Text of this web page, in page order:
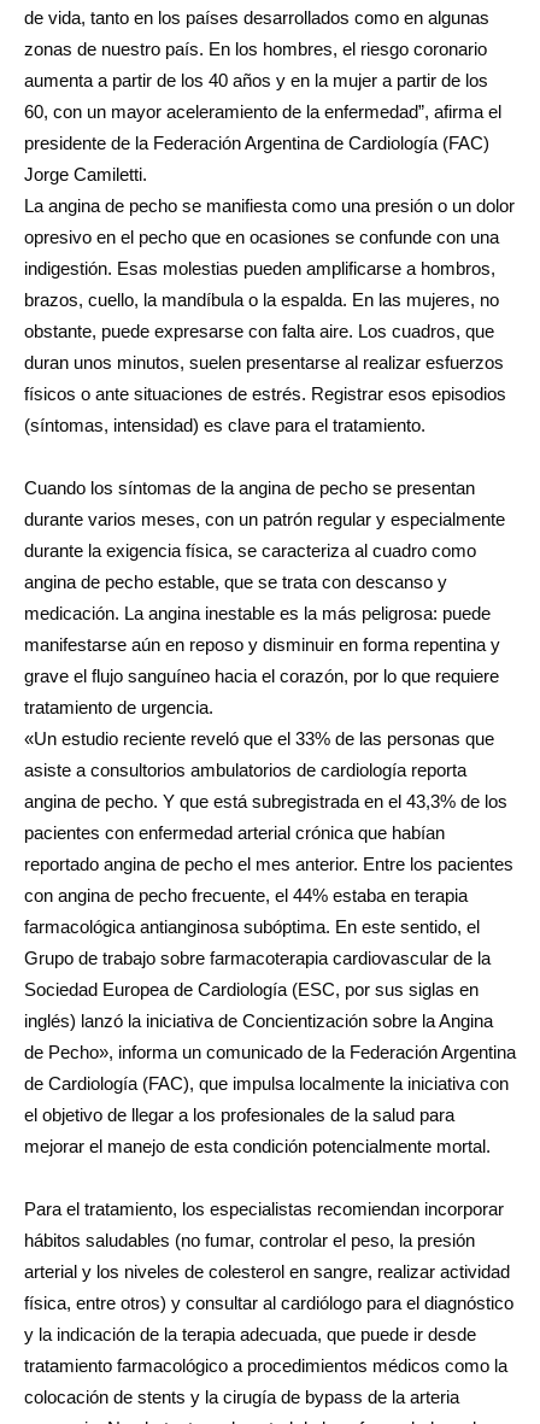
de vida, tanto en los países desarrollados como en algunas
zonas de nuestro país. En los hombres, el riesgo coronario
aumenta a partir de los 40 años y en la mujer a partir de los
60, con un mayor aceleramiento de la enfermedad”, afirma el
presidente de la Federación Argentina de Cardiología (FAC)
Jorge Camiletti.
La angina de pecho se manifiesta como una presión o un dolor
opresivo en el pecho que en ocasiones se confunde con una
indigestión. Esas molestias pueden amplificarse a hombros,
brazos, cuello, la mandíbula o la espalda. En las mujeres, no
obstante, puede expresarse con falta aire. Los cuadros, que
duran unos minutos, suelen presentarse al realizar esfuerzos
físicos o ante situaciones de estrés. Registrar esos episodios
(síntomas, intensidad) es clave para el tratamiento.
Cuando los síntomas de la angina de pecho se presentan
durante varios meses, con un patrón regular y especialmente
durante la exigencia física, se caracteriza al cuadro como
angina de pecho estable, que se trata con descanso y
medicación. La angina inestable es la más peligrosa: puede
manifestarse aún en reposo y disminuir en forma repentina y
grave el flujo sanguíneo hacia el corazón, por lo que requiere
tratamiento de urgencia.
«Un estudio reciente reveló que el 33% de las personas que
asiste a consultorios ambulatorios de cardiología reporta
angina de pecho. Y que está subregistrada en el 43,3% de los
pacientes con enfermedad arterial crónica que habían
reportado angina de pecho el mes anterior. Entre los pacientes
con angina de pecho frecuente, el 44% estaba en terapia
farmacológica antianginosa subóptima. En este sentido, el
Grupo de trabajo sobre farmacoterapia cardiovascular de la
Sociedad Europea de Cardiología (ESC, por sus siglas en
inglés) lanzó la iniciativa de Concientización sobre la Angina
de Pecho», informa un comunicado de la Federación Argentina
de Cardiología (FAC), que impulsa localmente la iniciativa con
el objetivo de llegar a los profesionales de la salud para
mejorar el manejo de esta condición potencialmente mortal.
Para el tratamiento, los especialistas recomiendan incorporar
hábitos saludables (no fumar, controlar el peso, la presión
arterial y los niveles de colesterol en sangre, realizar actividad
física, entre otros) y consultar al cardiólogo para el diagnóstico
y la indicación de la terapia adecuada, que puede ir desde
tratamiento farmacológico a procedimientos médicos como la
colocación de stents y la cirugía de bypass de la arteria